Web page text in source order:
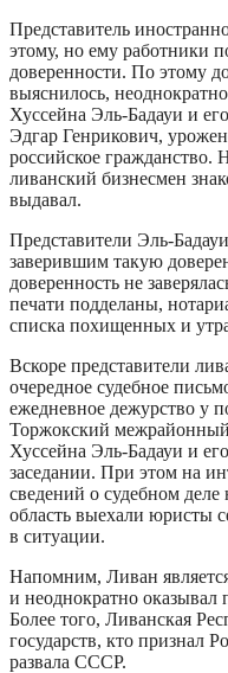
Представитель
этому, но ему работники
доверенности. По этому
выяснилось,
Хуссейна Эль-Бадауи и
Эдгар Генрикович,
российское гражданство.
ливанский бизнесмен
выдавал.
Представители Эль-
заверившим такую
доверенность не
печати подделаны,
списка похищенных и
Вскоре представители
очередное судебное
ежедневное дежурство у
Торжокский межрайонный
Хуссейна Эль-Бадауи и
заседании. При этом на
сведений о судебном
область выехали юристы
в ситуации.
Напомним, Ливан
и неоднократно
Более того, Ливанская
государств, кто признал
развала СССР.